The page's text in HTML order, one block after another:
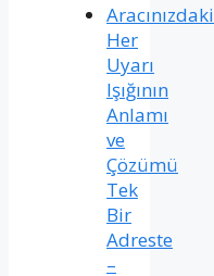
Aracınızdaki
Her
Uyarı
Işığının
Anlamı
ve
Çözümü
Tek
Bir
Adreste
–